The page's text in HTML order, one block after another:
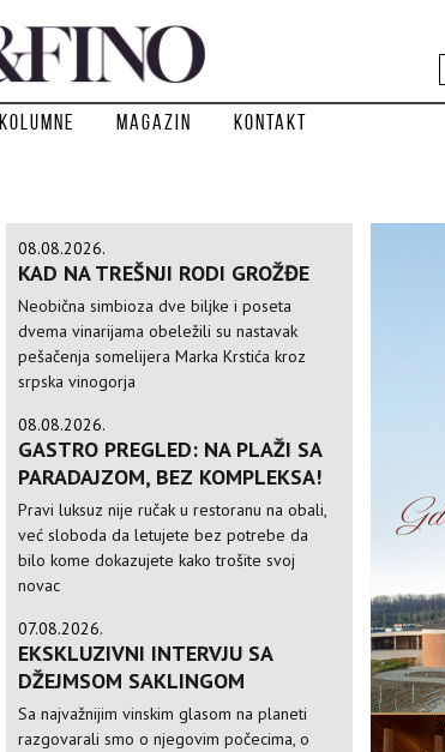
Kolumne Magazin Kontakt
08.08.2026.
KAD NA TREŠNJI RODI GROŽĐE
Neobična simbioza dve biljke i poseta
dvema vinarijama obeležili su nastavak
pešačenja somelijera Marka Krstića kroz
srpska vinogorja
08.08.2026.
GASTRO PREGLED: NA PLAŽI SA
PARADAJZOM, BEZ KOMPLEKSA!
Pravi luksuz nije ručak u restoranu na obali,
već sloboda da letujete bez potrebe da
bilo kome dokazujete kako trošite svoj
novac
07.08.2026.
EKSKLUZIVNI INTERVJU SA
DŽEJMSOM SAKLINGOM
Sa najvažnijim vinskim glasom na planeti
razgovarali smo o njegovim počecima, o